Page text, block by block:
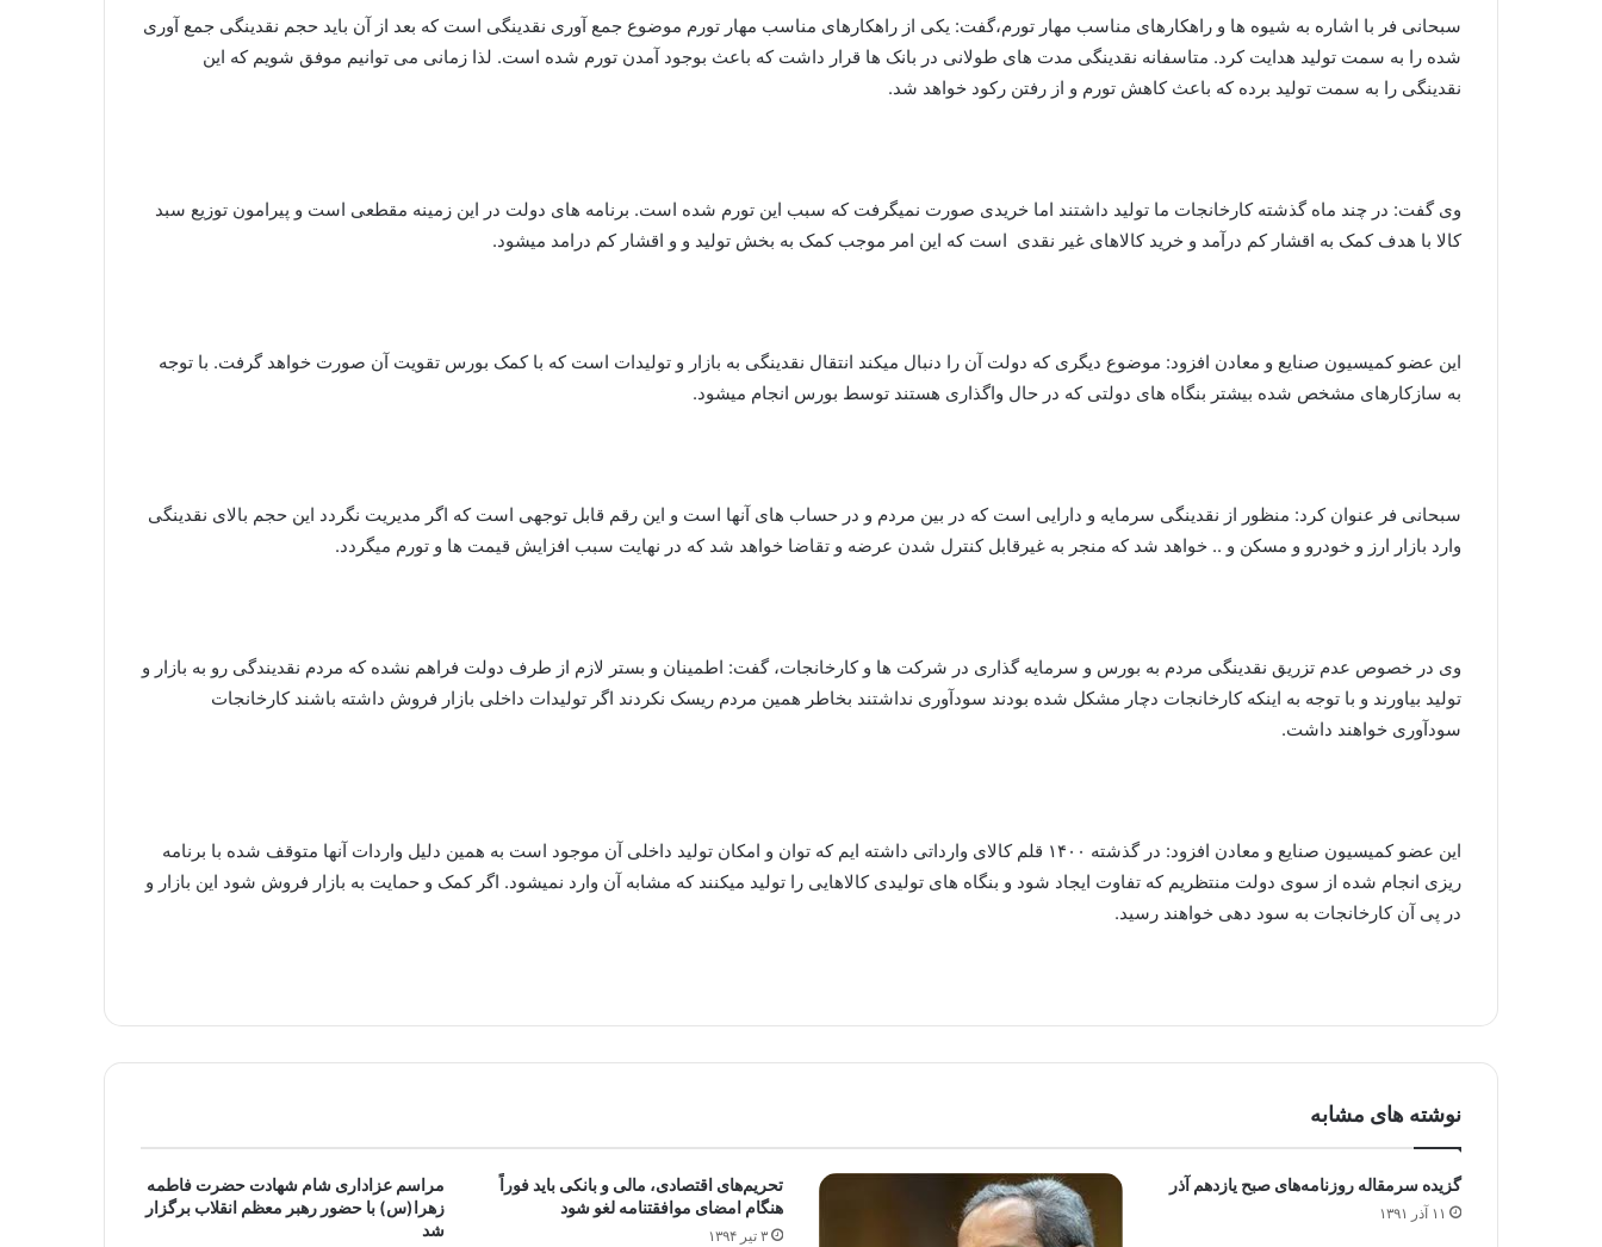
سبحانی فر با اشاره به شیوه ها و راهکارهای مناسب مهار تورم،گفت: یکی از راهکارهای مناسب مهار تورم موضوع جمع آوری نقدینگی است که بعد از آن باید حجم نقدینگی جمع آوری
شده را به سمت تولید هدایت کرد. متاسفانه نقدینگی مدت های طولانی در بانک ها قرار داشت که باعث بوجود آمدن تورم شده است. لذا زمانی می توانیم موفق شویم که این
نقدینگی را به سمت تولید برده که باعث کاهش تورم و از رفتن رکود خواهد شد.
وی گفت: در چند ماه گذشته کارخانجات ما تولید داشتند اما خریدی صورت نمیگرفت که سبب این تورم شده است. برنامه های دولت در این زمینه مقطعی است و پیرامون توزیع سبد
کالا با هدف کمک به اقشار کم درآمد و خرید کالاهای غیر نقدی است که این امر موجب کمک به بخش تولید و و اقشار کم درامد میشود.
این عضو کمیسیون صنایع و معادن افزود: موضوع دیگری که دولت آن را دنبال میکند انتقال نقدینگی به بازار و تولیدات است که با کمک بورس تقویت آن صورت خواهد گرفت. با توجه
به سازکارهای مشخص شده بیشتر بنگاه های دولتی که در حال واگذاری هستند توسط بورس انجام میشود.
سبحانی فر عنوان کرد: منظور از نقدینگی سرمایه و دارایی است که در بین مردم و در حساب های آنها است و این رقم قابل توجهی است که اگر مدیریت نگردد این حجم بالای نقدینگی
وارد بازار ارز و خودرو و مسکن و .. خواهد شد که منجر به غیرقابل کنترل شدن عرضه و تقاضا خواهد شد که در نهایت سبب افزایش قیمت ها و تورم میگردد.
وی در خصوص عدم تزریق نقدینگی مردم به بورس و سرمایه گذاری در شرکت ها و کارخانجات، گفت: اطمینان و بستر لازم از طرف دولت فراهم نشده که مردم نقدیندگی رو به بازار و
تولید بیاورند و با توجه به اینکه کارخانجات دچار مشکل شده بودند سودآوری نداشتند بخاطر همین مردم ریسک نکردند اگر تولیدات داخلی بازار فروش داشته باشند کارخانجات
سودآوری خواهند داشت.
این عضو کمیسیون صنایع و معادن افزود: در گذشته ۱۴۰۰ قلم کالای وارداتی داشته ایم که توان و امکان تولید داخلی آن موجود است به همین دلیل واردات آنها متوقف شده با برنامه
ریزی انجام شده از سوی دولت منتظریم که تفاوت ایجاد شود و بنگاه های تولیدی کالاهایی را تولید میکنند که مشابه آن وارد نمیشود. اگر کمک و حمایت به بازار فروش شود این بازار و
در پی آن کارخانجات به سود دهی خواهند رسید.
نوشته های مشابه
گزیده سرمقاله‌ روزنامه‌های صبح یازدهم آذر
۱۱ آذر ۱۳۹۱
تحریم‌های اقتصادی، مالی و بانکی باید فوراً
هنگام امضای موافقتنامه لغو شود
۳ تیر ۱۳۹۴
مراسم عزاداری شام شهادت حضرت فاطمه
زهرا(س) با حضور رهبر معظم انقلاب برگزار
شد